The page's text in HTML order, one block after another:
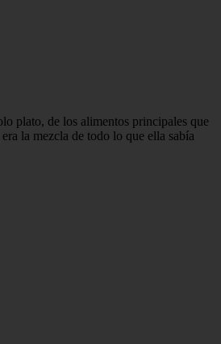
plato, de los alimentos principales que
la mezcla de todo lo que ella sabía